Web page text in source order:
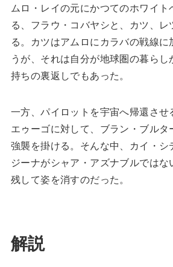
ムロ・レイの元にかつてのホワイト
る、フラウ・コバヤシと、カツ、
る。カツはアムロにカラバの戦線
うが、それは自分が地球圏の暮ら
持ちの裏返しでもあった。
一方、パイロットを宇宙へ帰還さ
エゥーゴに対して、ブラン・ブル
強襲を掛ける。そんな中、カイ・
ジーナがシャア・アズナブルでは
残して姿を消すのだった。
解説